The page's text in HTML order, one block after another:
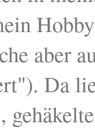
aber
Da